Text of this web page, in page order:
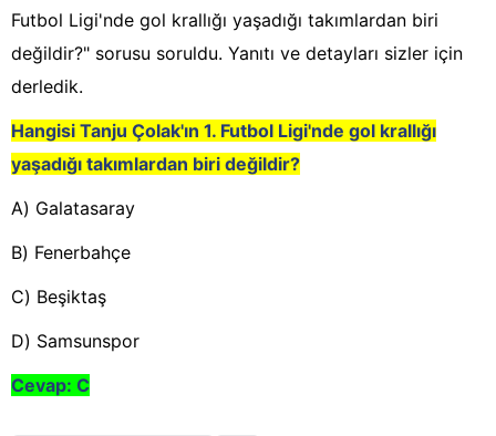
Futbol Ligi'nde gol krallığı yaşadığı takımlardan biri
değildir?" sorusu soruldu. Yanıtı ve detayları sizler için
derledik.
Hangisi Tanju Çolak'ın 1. Futbol Ligi'nde gol krallığı
yaşadığı takımlardan biri değildir?
A) Galatasaray
B) Fenerbahçe
C) Beşiktaş
D) Samsunspor
Cevap: C